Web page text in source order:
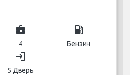
business_center
4
local_gas_station
Бензин
login
5 Дверь